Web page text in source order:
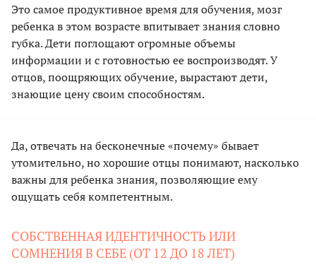
Это самое продуктивное время для обучения, мозг
ребенка в этом возрасте впитывает знания словно
губка. Дети поглощают огромные объемы
информации и с готовностью ее воспроизводят. У
отцов, поощряющих обучение, вырастают дети,
знающие цену своим способностям.
Да, отвечать на бесконечные «почему» бывает
утомительно, но хорошие отцы понимают, насколько
важны для ребенка знания, позволяющие ему
ощущать себя компетентным.
СОБСТВЕННАЯ ИДЕНТИЧНОСТЬ ИЛИ
СОМНЕНИЯ В СЕБЕ (ОТ 12 ДО 18 ЛЕТ)